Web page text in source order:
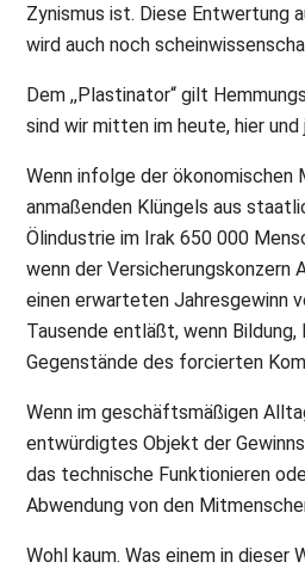
Zynismus ist. Diese Entwertung
wird auch noch
Dem ,,Plastinator“ gilt
sind wir mitten im heute, hier
Wenn infolge der ökonomischen
anmaßenden Klüngels aus
Ölindustrie im Irak 650 000
wenn der Versicherungskonzern
einen erwarteten Jahresgewinn
Tausende entläßt, wenn Bildung,
Gegenstände des forcierten
Wenn im geschäftsmäßigen
entwürdigtes Objekt der
das technische Funktionieren
Abwendung von den
Wohl kaum. Was einem in dieser